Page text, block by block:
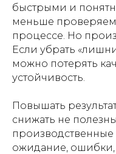
быстрыми и
меньше
процессе. Но
Если убрать
можно потерять
устойчивость.
Повышать
снижать не
ожидание,